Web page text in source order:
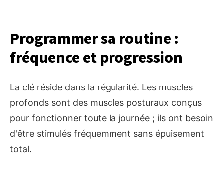
Programmer sa routine :
fréquence et progression
La clé réside dans la régularité. Les muscles
profonds sont des muscles posturaux conçus
pour fonctionner toute la journée ; ils ont besoin
d'être stimulés fréquemment sans épuisement
total.